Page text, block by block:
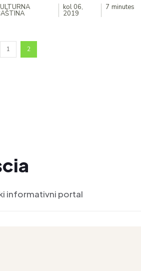
kol 06,
2019
7 minutes
1 2
informativni portal